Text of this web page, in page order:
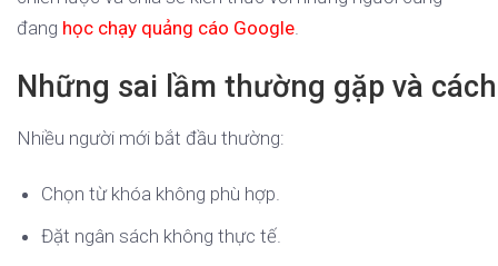
đang học chạy quảng cáo Google
Những sai lầm thường gặp và
Nhiều người mới bắt đầu thường:
Chọn từ khóa không phù hợp.
Đặt ngân sách không thực tế.